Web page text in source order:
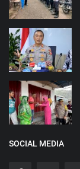
SOCIAL MEDIA